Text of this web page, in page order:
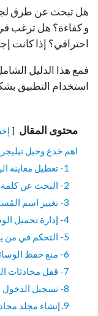
هل تبحث عن طرق
و كفاءة؟ هل ترغب
احترافي؟ إذا كانت
فمع هذا الدليل
استخدام التطبيق
محتوى المقال
اهم خدع وحيل
1- تعطيل معاينة الرسائل حفاظًا على الخصوصية
2- البحث عن كلمة، عبارة، جملة داخل المحادثات
3- تغيير اسم المُستخدم
4- إدارة تحميل الوسائط تلقائيًا
5- التحكم في من يستطيع رؤية آخر ظهور لك
6- منع حفظ الوسائط تلقائيًا فى المعرض
7- قفل محادثات التيليجرام
8- تسجيل الدخول بأكثر من حساب
9. إنشاء مجلد محادثة تيليجرام